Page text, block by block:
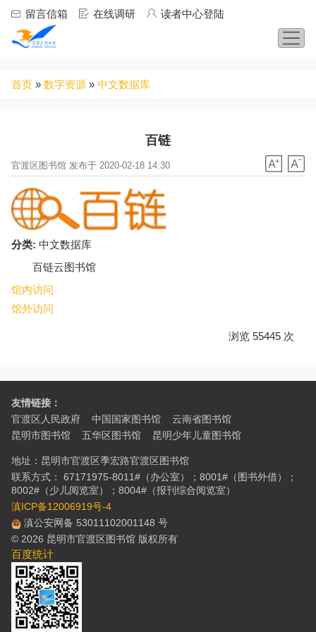
Jump to navigation
留言信箱 在线调研 读者中心登陆
首页 » 数字资源 » 中文数据库
百链
官渡区图书馆 发布于 2020-02-18 14:30
分类: 中文数据库
百链云图书馆
馆内访问
馆外访问
浏览 55445 次
友情链接：
官渡区人民政府
中国国家图书馆
云南省图书馆
昆明市图书馆
五华区图书馆 昆明少年儿童图书馆
地址：昆明市官渡区季宏路官渡区图书馆
联系方式： 67171975-8011#（办公室）；8001#（图书外借）；
8002#（少儿阅览室）；8004#（报刊综合阅览室）
滇ICP备12006919号-4
滇公安网备 53011102001148 号
© 2026 昆明市官渡区图书馆 版权所有
百度统计